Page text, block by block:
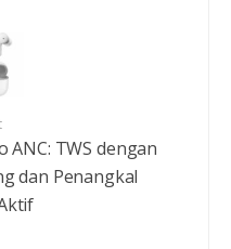
ANC: TWS dengan
dan Penangkal